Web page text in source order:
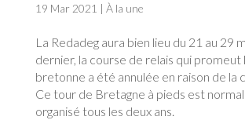
19 Mar 2021 | À la une
La Redadeg aura bien lieu du 21 au 29
dernier, la course de relais qui promeut
bretonne a été annulée en raison de la
Ce tour de Bretagne à pieds est
organisé tous les deux ans.